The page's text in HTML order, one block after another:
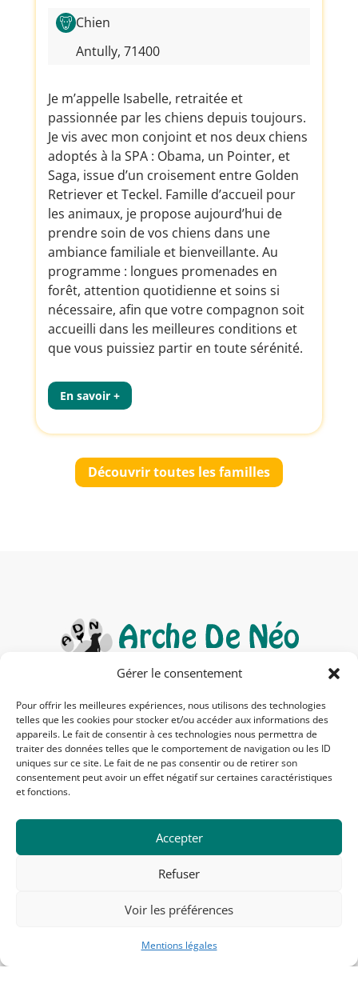
Gérer le consentement
Pour offrir les meilleures expériences, nous utilisons des technologies
telles que les cookies pour stocker et/ou accéder aux informations des
appareils. Le fait de consentir à ces technologies nous permettra de
traiter des données telles que le comportement de navigation ou les ID
uniques sur ce site. Le fait de ne pas consentir ou de retirer son
consentement peut avoir un effet négatif sur certaines caractéristiques
et fonctions.
Accepter
Refuser
Voir les préférences
Mentions légales
Chien
Antully, 71400
Je m’appelle Isabelle, retraitée et
passionnée par les chiens depuis toujours.
Je vis avec mon conjoint et nos deux chiens
adoptés à la SPA : Obama, un Pointer, et
Saga, issue d’un croisement entre Golden
Retriever et Teckel. Famille d’accueil pour
les animaux, je propose aujourd’hui de
prendre soin de vos chiens dans une
ambiance familiale et bienveillante. Au
programme : longues promenades en
forêt, attention quotidienne et soins si
nécessaire, afin que votre compagnon soit
accueilli dans les meilleures conditions et
que vous puissiez partir en toute sérénité.
En savoir +
Découvrir toutes les familles
19, rue des Chênes – 71200 Saint-Sernin-du-
Bois
06 16 59 18 44
sabrina@pensionadn.com